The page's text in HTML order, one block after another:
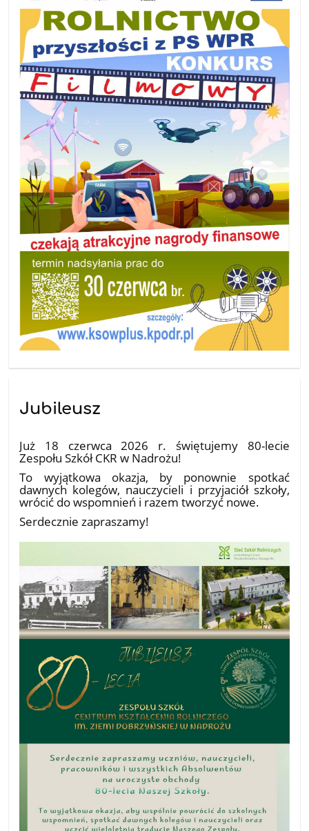
Jubileusz
Już 18 czerwca 2026 r. świętujemy 80-lecie
Zespołu Szkół CKR w Nadrożu!
To wyjątkowa okazja, by ponownie spotkać
dawnych kolegów, nauczycieli i przyjaciół szkoły,
wrócić do wspomnień i razem tworzyć nowe.
Serdecznie zapraszamy!